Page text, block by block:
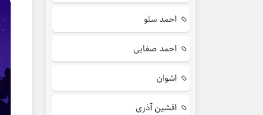
احمد سلو
احمد صفایی
اشوان
افشین آذری